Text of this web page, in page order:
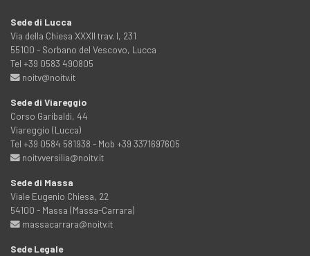
Sede di Lucca
Via della Chiesa XXXII trav. I, 231
55100 - Sorbano del Vescovo, Lucca
Tel +39 0583 490805
noitv@noitv.it
Sede di Viareggio
Corso Garibaldi, 44
Viareggio (Lucca)
Tel +39 0584 581938 - Mob +39 3371697605
noitvversilia@noitv.it
Sede di Massa
Viale Eugenio Chiesa, 22
54100 - Massa (Massa-Carrara)
massacarrara@noitv.it
Sede Legale